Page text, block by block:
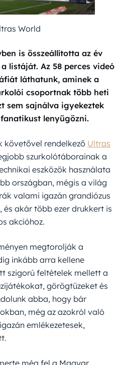
World
is összeállította az év
listáját. Az 58 perces videó
láthatunk, aminek a
csoportnak több heti
sem sajnálva igyekeztek
lenyűgözni.
követővel rendelkező Ultras
szurkolótáborainak a
eszközök használata
országban, mégis a világ
valami igazán grandiózus
akár több ezer drukkert is
akcióhoz.
megtorolják a
inkább arra kellene
szigorú feltételek mellett a
görögtüzeket és
abba, hogy bár
még az azokról való
emlékezetesek,